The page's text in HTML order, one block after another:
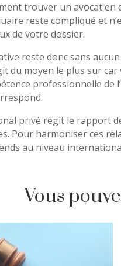
trouver un avocat
reste compliqué et
de votre dossier.
reste donc sans
du moyen le plus sur
professionnelle de
privé régit le rapport
Pour harmoniser ces
au niveau
Vous